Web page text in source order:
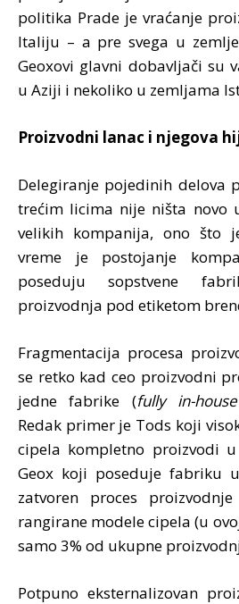
politika Prade je vraćanje
Italiju – a pre svega u zemlje
Geoxovi glavni dobavljači su
u Aziji i nekoliko u zemljama
Proizvodni lanac i njegova
Delegiranje pojedinih delova
trećim licima nije ništa novo
velikih kompanija, ono što
vreme je postojanje
poseduju sopstvene
proizvodnja pod etiketom
Fragmentacija procesa
se retko kad ceo proizvodni
jedne fabrike (fully in-
Redak primer je Tods koji
cipela kompletno proizvodi
Geox koji poseduje fabriku
zatvoren proces
rangirane modele cipela (u
samo 3% od ukupne
Potpuno eksternalizovan